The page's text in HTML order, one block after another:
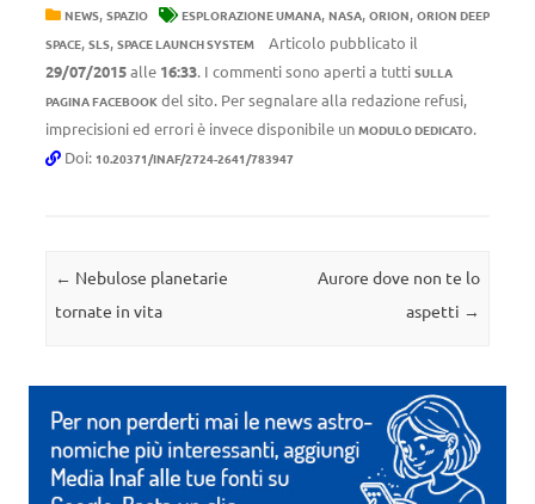
NEWS, SPAZIO ESPLORAZIONE UMANA, NASA, ORION, ORION DEEP
SPACE, SLS, SPACE LAUNCH SYSTEM
Articolo pubblicato il
29/07/2015alle 16:33. I commenti sono aperti a tutti SULLA
PAGINA FACEBOOK del sito. Per segnalare alla redazione refusi,
imprecisioni ed errori è invece disponibile un MODULO DEDICATO.
Doi: 10.20371/INAF/2724-2641/783947
Navigazione articolo
← Nebulose planetarie
tornate in vita
Aurore dove non te lo
aspetti →